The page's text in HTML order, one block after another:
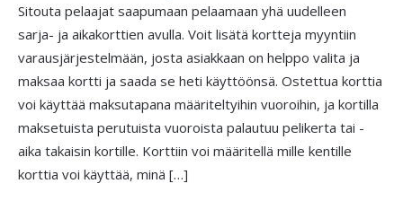
Sitouta pelaajat saapumaan pelaamaan yhä uudelleen
sarja- ja aikakorttien avulla. Voit lisätä kortteja myyntiin
varausjärjestelmään, josta asiakkaan on helppo valita ja
maksaa kortti ja saada se heti käyttöönsä. Ostettua korttia
voi käyttää maksutapana määriteltyihin vuoroihin, ja kortilla
maksetuista perutuista vuoroista palautuu pelikerta tai -
aika takaisin kortille. Korttiin voi määritellä mille kentille
korttia voi käyttää, minä […]